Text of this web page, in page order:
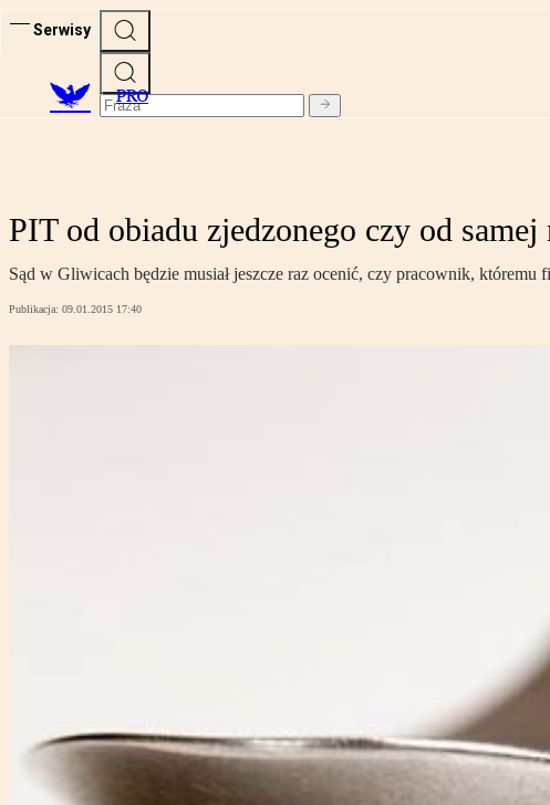
Serwisy
PRO
PIT od obiadu zjedzonego czy od
Sąd w Gliwicach będzie musiał jeszcze raz ocenić, czy pracownik, któremu
Publikacja: 09.01.2015 17:40